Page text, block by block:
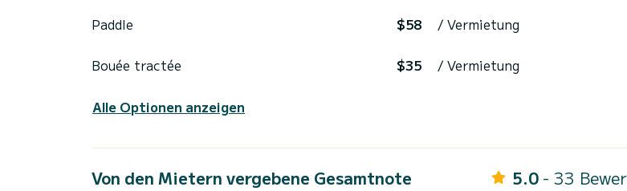
Paddle $58 / Vermietung
Bouée tractée $35 / Vermietung
Alle Optionen anzeigen
Von den Mietern vergebene Gesamtnote 5.0 - 33